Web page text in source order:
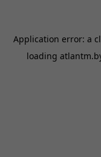
Application error: a
loading